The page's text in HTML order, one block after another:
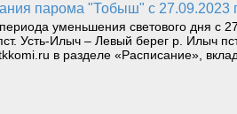
парома "Тобыш" с 27.09.2023
уменьшения светового дня с
Усть-Илыч – Левый берег р. Илыч
в разделе «Расписание»,